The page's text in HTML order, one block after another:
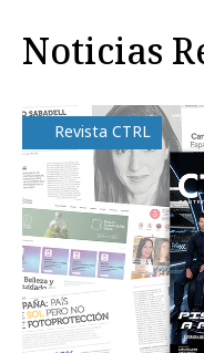
Noticias
Revista CTRL